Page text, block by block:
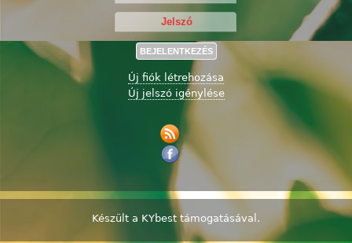
Új fiók létrehozása
Új jelszó igénylése
Készült a KYbest támogatásával.